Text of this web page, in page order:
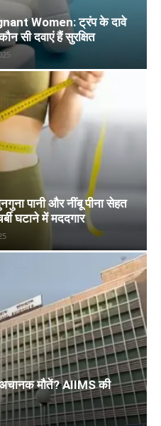
Women: ट्रंप के दावे
सी दवाएं हैं सुरक्षित
पानी और नींबू पीना सेहत
घटाने में मददगार
अचानक मौतें? AIIMS की